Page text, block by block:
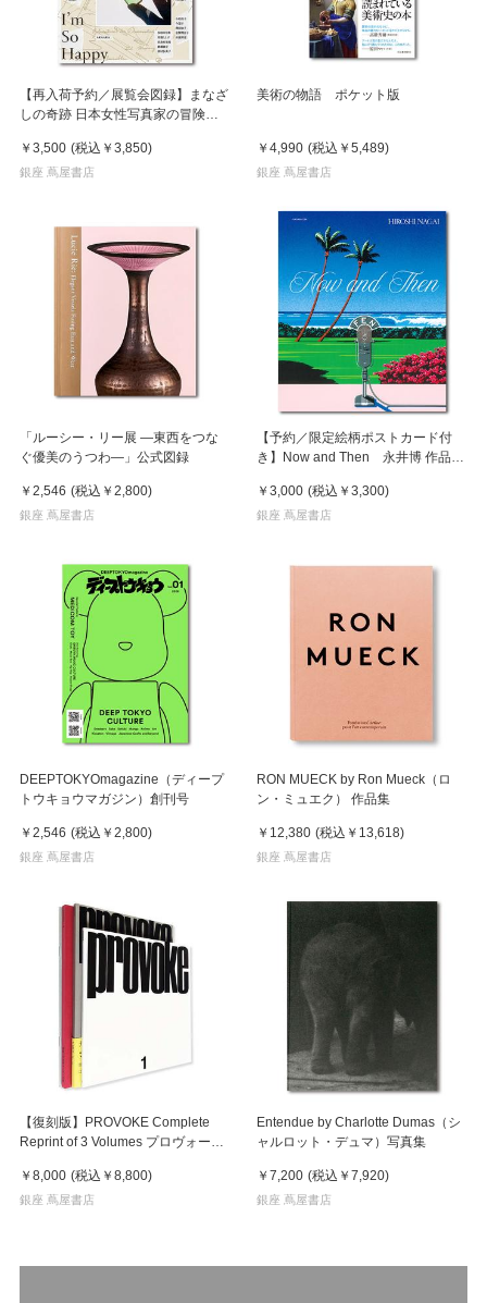
【再入荷予約／展覧会図録】まなざ
しの奇跡 日本女性写真家の冒険
￥3,500 (税込 ￥3,850)
銀座 蔦屋書店
美術の物語 ポケット版
￥4,990 (税込 ￥5,489)
銀座 蔦屋書店
「ルーシー・リー展 ―東西をつな
ぐ優美のうつわ―」公式図録
￥2,546 (税込 ￥2,800)
銀座 蔦屋書店
【予約／限定絵柄ポストカード付
き】Now and Then 永井博 作品
￥3,000 (税込 ￥3,300)
銀座 蔦屋書店
DEEPTOKYOmagazine（ディープ
トウキョウマガジン）創刊号
￥2,546 (税込 ￥2,800)
銀座 蔦屋書店
RON MUECK by Ron Mueck（ロ
ン・ミュエク） 作品集
￥12,380 (税込 ￥13,618)
銀座 蔦屋書店
【復刻版】PROVOKE Complete
Reprint of 3 Volumes プロヴォーク
￥8,000 (税込 ￥8,800)
銀座 蔦屋書店
Entendue by Charlotte Dumas（シ
ャルロット・デュマ）写真集
￥7,200 (税込 ￥7,920)
銀座 蔦屋書店